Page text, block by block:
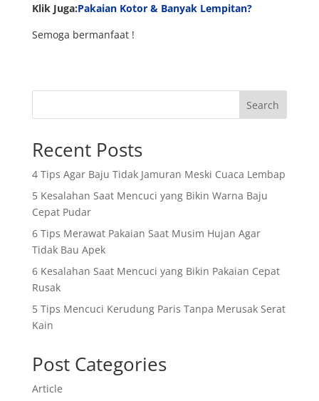
Klik Juga:Pakaian Kotor & Banyak Lempitan?
Semoga bermanfaat !
Search
Recent Posts
4 Tips Agar Baju Tidak Jamuran Meski Cuaca Lembap
5 Kesalahan Saat Mencuci yang Bikin Warna Baju
Cepat Pudar
6 Tips Merawat Pakaian Saat Musim Hujan Agar
Tidak Bau Apek
6 Kesalahan Saat Mencuci yang Bikin Pakaian Cepat
Rusak
5 Tips Mencuci Kerudung Paris Tanpa Merusak Serat
Kain
Post Categories
Article